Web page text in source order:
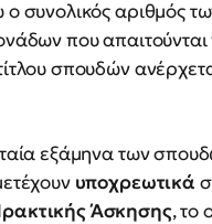
ο συνολικός αριθμός
που απαιτούνται
σπουδών
εξάμηνα των
υποχρεωτικά
Άσκησης, το